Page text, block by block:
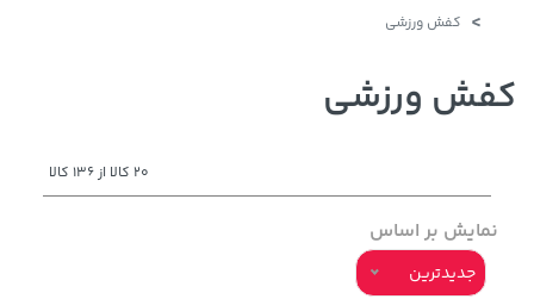
کفش ورزشی
کفش ورزشی
20 کالا از 136 کالا
نمایش بر اساس
جدیدترین